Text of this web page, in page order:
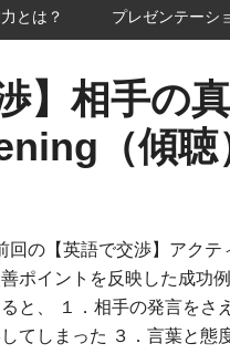
とは？ プレゼンテーシ
】相手の
（傾聴
回の【英語で交渉】アクテ
ポイントを反映した成功
と、 １．相手の発言をさ
てしまった ３．言葉と態